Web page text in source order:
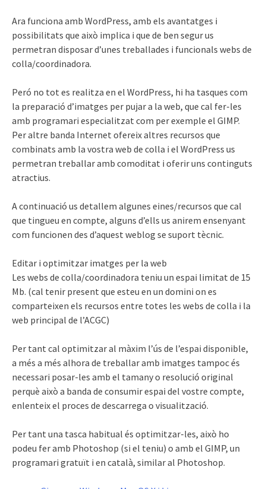
Ara funciona amb WordPress, amb els avantatges i
possibilitats que això implica i que de ben segur us
permetran disposar d’unes treballades i funcionals webs de
colla/coordinadora.
Peró no tot es realitza en el WordPress, hi ha tasques com
la preparació d’imatges per pujar a la web, que cal fer-les
amb programari especialitzat com per exemple el GIMP.
Per altre banda Internet ofereix altres recursos que
combinats amb la vostra web de colla i el WordPress us
permetran treballar amb comoditat i oferir uns continguts
atractius.
A continuació us detallem algunes eines/recursos que cal
que tingueu en compte, alguns d’ells us anirem ensenyant
com funcionen des d’aquest weblog se suport tècnic.
Editar i optimitzar imatges per la web
Les webs de colla/coordinadora teniu un espai limitat de 15
Mb. (cal tenir present que esteu en un domini on es
comparteixen els recursos entre totes les webs de colla i la
web principal de l’ACGC)
Per tant cal optimitzar al màxim l’ús de l’espai disponible,
a més a més alhora de treballar amb imatges tampoc és
necessari posar-les amb el tamany o resolució original
perquè això a banda de consumir espai del vostre compte,
enlenteix el proces de descarrega o visualització.
Per tant una tasca habitual és optimitzar-les, això ho
podeu fer amb Photoshop (si el teniu) o amb el GIMP, un
programari gratuït i en català, similar al Photoshop.